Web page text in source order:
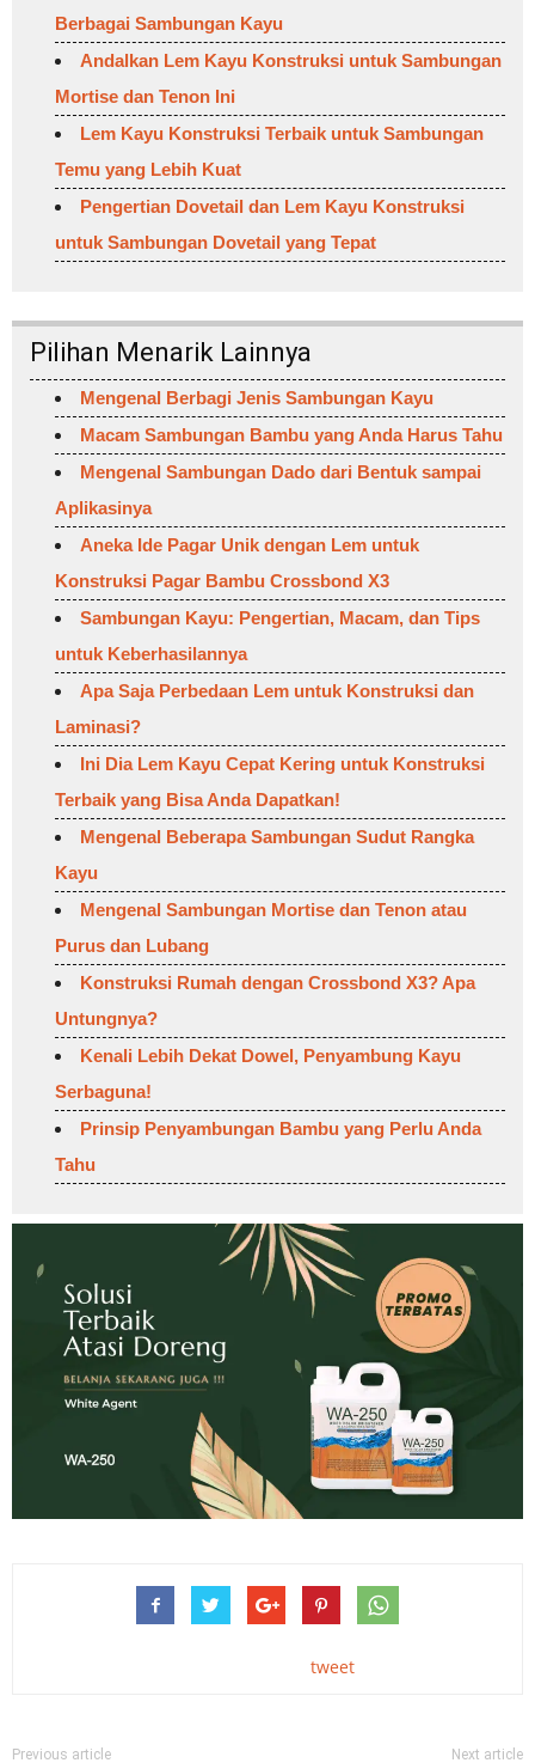
Berbagai Sambungan Kayu
Andalkan Lem Kayu Konstruksi untuk Sambungan
Mortise dan Tenon Ini
Lem Kayu Konstruksi Terbaik untuk Sambungan
Temu yang Lebih Kuat
Pengertian Dovetail dan Lem Kayu Konstruksi
untuk Sambungan Dovetail yang Tepat
Pilihan Menarik Lainnya
Mengenal Berbagi Jenis Sambungan Kayu
Macam Sambungan Bambu yang Anda Harus Tahu
Mengenal Sambungan Dado dari Bentuk sampai
Aplikasinya
Aneka Ide Pagar Unik dengan Lem untuk
Konstruksi Pagar Bambu Crossbond X3
Sambungan Kayu: Pengertian, Macam, dan Tips
untuk Keberhasilannya
Apa Saja Perbedaan Lem untuk Konstruksi dan
Laminasi?
Ini Dia Lem Kayu Cepat Kering untuk Konstruksi
Terbaik yang Bisa Anda Dapatkan!
Mengenal Beberapa Sambungan Sudut Rangka
Kayu
Mengenal Sambungan Mortise dan Tenon atau
Purus dan Lubang
Konstruksi Rumah dengan Crossbond X3? Apa
Untungnya?
Kenali Lebih Dekat Dowel, Penyambung Kayu
Serbaguna!
Prinsip Penyambungan Bambu yang Perlu Anda
Tahu
tweet
Previous article Next article